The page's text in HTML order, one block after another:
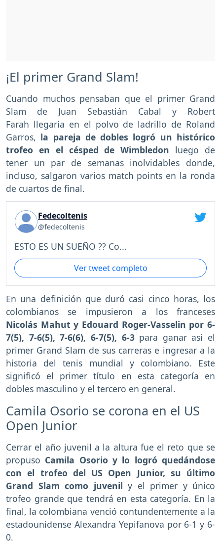
¡El primer Grand Slam!
Cuando muchos pensaban que el primer Grand
Slam de Juan Sebastián Cabal y Robert
Farah llegaría en el polvo de ladrillo de Roland
Garros, la pareja de dobles logró un histórico
trofeo en el césped de Wimbledon luego de
tener un par de semanas inolvidables donde,
incluso, salgaron varios match points en la ronda
de cuartos de final.
Fedecoltenis
@fedecoltenis
ESTO ES UN SUEÑO ?? Co...
Ver tweet completo
En una definición que duró casi cinco horas, los
colombianos se impusieron a los franceses
Nicolás Mahut y Edouard Roger-Vasselin por 6-
7(5), 7-6(5), 7-6(6), 6-7(5), 6-3 para ganar así el
primer Grand Slam de sus carreras e ingresar a la
historia del tenis mundial y colombiano. Este
significó el primer título en esta categoría en
dobles masculino y el tercero en general.
Camila Osorio se corona en el US
Open Junior
Cerrar el año juvenil a la altura fue el reto que se
propuso Camila Osorio y lo logró quedándose
con el trofeo del US Open Junior, su último
Grand Slam como juvenil y el primer y único
trofeo grande que tendrá en esta categoría. En la
final, la colombiana venció contundentemente a la
estadounidense Alexandra Yepifanova por 6-1 y 6-
0.